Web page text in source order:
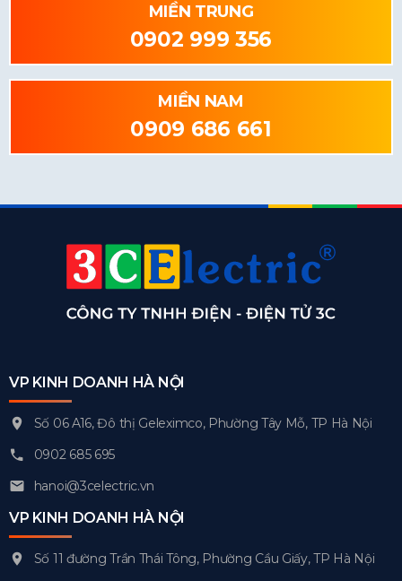
MIỀN TRUNG
0902 999 356
MIỀN NAM
0909 686 661
VP KINH DOANH HÀ NỘI
Số 06 A16, Đô thị Geleximco, Phường Tây Mỗ, TP Hà Nội
0902 685 695
hanoi@3celectric.vn
VP KINH DOANH HÀ NỘI
Số 11 đường Trần Thái Tông, Phường Cầu Giấy, TP Hà Nội